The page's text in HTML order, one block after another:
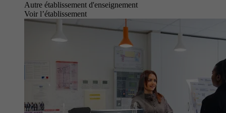
Autre établissement d'enseignement
Voir l’établissement